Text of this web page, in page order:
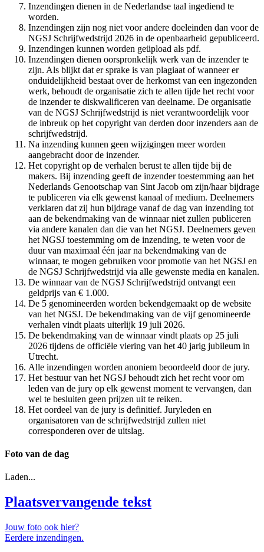
Inzendingen dienen in de Nederlandse taal ingediend te
worden.
Inzendingen zijn nog niet voor andere doeleinden dan voor de
NGSJ Schrijfwedstrijd 2026 in de openbaarheid gepubliceerd.
Inzendingen kunnen worden geüpload als pdf.
Inzendingen dienen oorspronkelijk werk van de inzender te
zijn. Als blijkt dat er sprake is van plagiaat of wanneer er
onduidelijkheid bestaat over de herkomst van een ingezonden
werk, behoudt de organisatie zich te allen tijde het recht voor
de inzender te diskwalificeren van deelname. De organisatie
van de NGSJ Schrijfwedstrijd is niet verantwoordelijk voor
de inbreuk op het copyright van derden door inzenders aan de
schrijfwedstrijd.
Na inzending kunnen geen wijzigingen meer worden
aangebracht door de inzender.
Het copyright op de verhalen berust te allen tijde bij de
makers. Bij inzending geeft de inzender toestemming aan het
Nederlands Genootschap van Sint Jacob om zijn/haar bijdrage
te publiceren via elk gewenst kanaal of medium. Deelnemers
verklaren dat zij hun bijdrage vanaf de dag van inzending tot
aan de bekendmaking van de winnaar niet zullen publiceren
via andere kanalen dan die van het NGSJ. Deelnemers geven
het NGSJ toestemming om de inzending, te weten voor de
duur van maximaal één jaar na bekendmaking van de
winnaar, te mogen gebruiken voor promotie van het NGSJ en
de NGSJ Schrijfwedstrijd via alle gewenste media en kanalen.
De winnaar van de NGSJ Schrijfwedstrijd ontvangt een
geldprijs van € 1.000.
De 5 genomineerden worden bekendgemaakt op de website
van het NGSJ. De bekendmaking van de vijf genomineerde
verhalen vindt plaats uiterlijk 19 juli 2026.
De bekendmaking van de winnaar vindt plaats op 25 juli
2026 tijdens de officiële viering van het 40 jarig jubileum in
Utrecht.
Alle inzendingen worden anoniem beoordeeld door de jury.
Het bestuur van het NGSJ behoudt zich het recht voor om
leden van de jury op elk gewenst moment te vervangen, dan
wel te besluiten geen prijzen uit te reiken.
Het oordeel van de jury is definitief. Juryleden en
organisatoren van de schrijfwedstrijd zullen niet
corresponderen over de uitslag.
Foto van de dag
Laden...
Plaatsvervangende tekst
Jouw foto ook hier?
Eerdere inzendingen.